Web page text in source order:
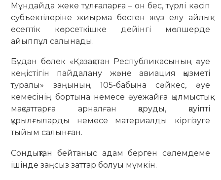
Мұндайда жеке тұлғаларға – он бес, түрлі кәсiп
субъектiлерiне жиырма бестен жүз елу айлық
есептiк көрсеткiшке дейінгі мөлшерде
айыппұл салынады.
Бұдан бөлек «Қазақстан Республикасының әуе
кеңістігін пайдалану және авиация қызметі
туралы» заңының 105-бабына сәйкес, әуе
кемесінің бортына немесе әуежайға қылмыстық
мақсаттарға арналған қаруды, қауіпті
құрылғыларды немесе материалды кіргізуге
тыйым салынған.
Сондықтан бейтаныс адам берген сәлемдеме
ішінде заңсыз заттар болуы мүмкін.